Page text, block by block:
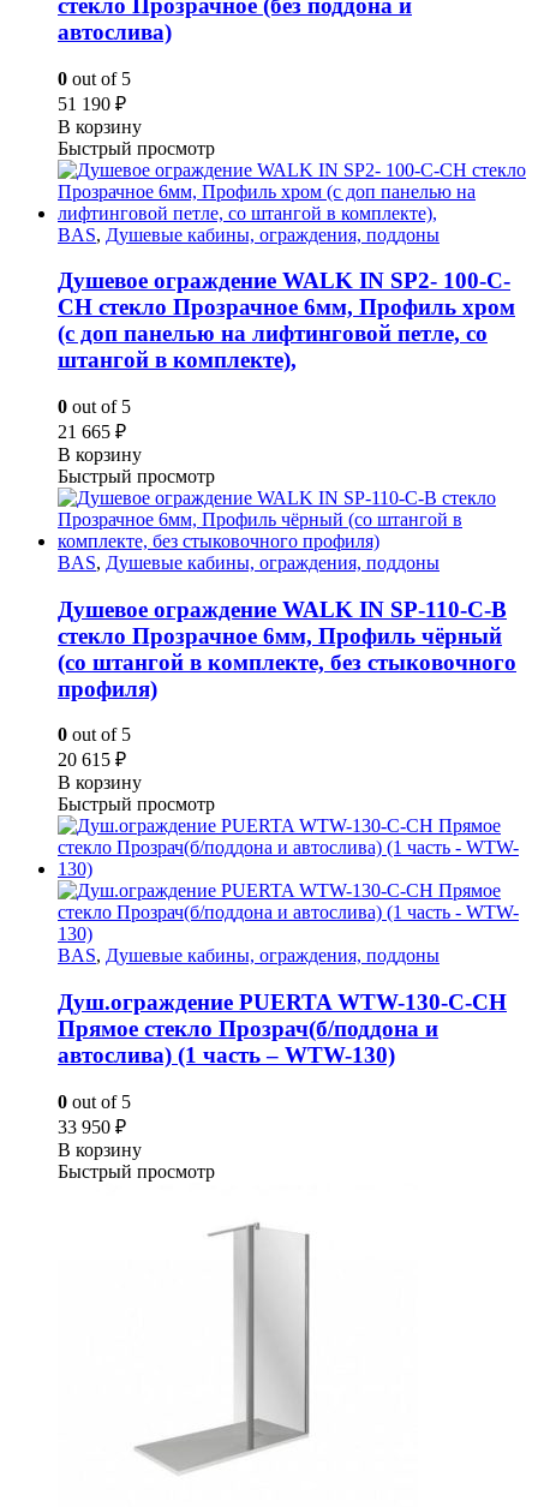
стекло Прозрачное (без поддона и
автослива)
0 out of 5
51 190 ₽
В корзину
Быстрый просмотр
BAS, Душевые кабины, ограждения, поддоны
Душевое ограждение WALK IN SP2- 100-C-
CH стекло Прозрачное 6мм, Профиль хром
(с доп панелью на лифтинговой петле, со
штангой в комплекте),
0 out of 5
21 665 ₽
В корзину
Быстрый просмотр
BAS, Душевые кабины, ограждения, поддоны
Душевое ограждение WALK IN SP-110-C-B
стекло Прозрачное 6мм, Профиль чёрный
(со штангой в комплекте, без стыковочного
профиля)
0 out of 5
20 615 ₽
В корзину
Быстрый просмотр
BAS, Душевые кабины, ограждения, поддоны
Душ.ограждение PUERTA WTW-130-С-СH
Прямое стекло Прозрач(б/поддона и
автослива) (1 часть – WTW-130)
0 out of 5
33 950 ₽
В корзину
Быстрый просмотр